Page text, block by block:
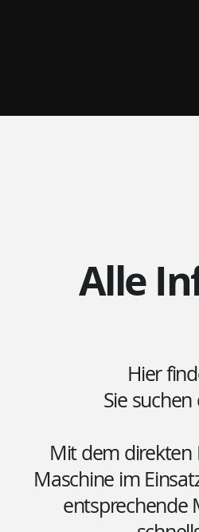
Alle
Hier
Sie
Mit dem direkten
Maschine im
entsprechende